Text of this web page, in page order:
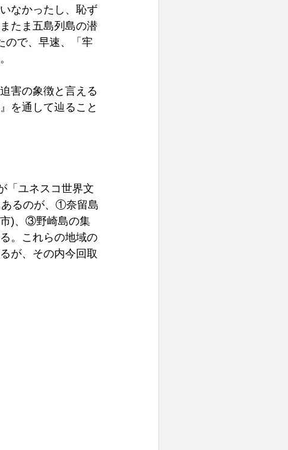
なかったし、恥ず
たま五島列島の潜
ので、早速、「牢
害の象徴と言える
を通して辿ること
「ユネスコ世界文
るのが、①奈留島
)、③野崎島の集
。これらの地域の
が、その内今回取